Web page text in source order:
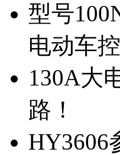
型号
电动车
130A大
路！
HY3606